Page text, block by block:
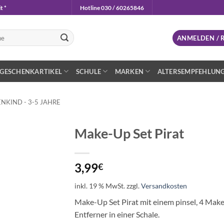
* Hotline 030 / 60265846
ANMELDEN /
GESCHENKARTIKEL SCHULE MARKEN
- 3-5 JAHRE
Make-Up Set Pirat
3,99€
inkl. 19 % MwSt.zzgl.Versandkosten
Make-Up Set Pirat mit einem pinsel, 4
Entferner in einer Schale.